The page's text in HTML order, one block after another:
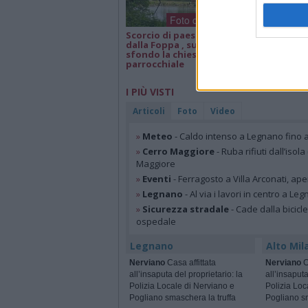
Foto dei lettori
Scorcio di paesaggio
dalla Foppa , sullo
sfondo la chiesa
parrocchiale
Isa e Lele 50
I PIÙ VISTI
Articoli Foto Video
» Meteo - Caldo intenso a Legnano fino
» Cerro Maggiore- Ruba rifiuti
Maggiore
» Eventi - Ferragosto a Villa Arconati,
» Legnano - Al via i lavori in centro a
» Sicurezza stradale- Cade dalla
ospedale
Legnano
Nerviano Casa affittata
all’insaputa del proprietario: la
Polizia Locale di Nerviano e
Pogliano smaschera la truffa
Alto
Nerviano
Polizia
Pogliano